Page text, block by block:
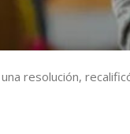
una resolución,